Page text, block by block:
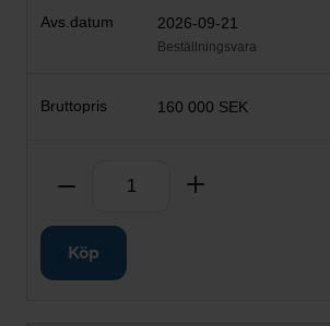
2026-09-21
Beställningsvara
160 000 SEK
Ta bort
Köp